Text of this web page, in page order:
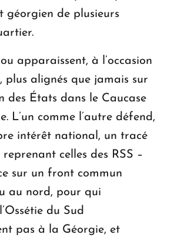
géorgien de plusieurs
apparaissent, à l’occasion
plus alignés que jamais sur
des États dans le Caucase
L’un comme l’autre défend,
intérêt national, un tracé
celles des RSS –
sur un front commun
au nord, pour qui
du Sud
pas à la Géorgie, et